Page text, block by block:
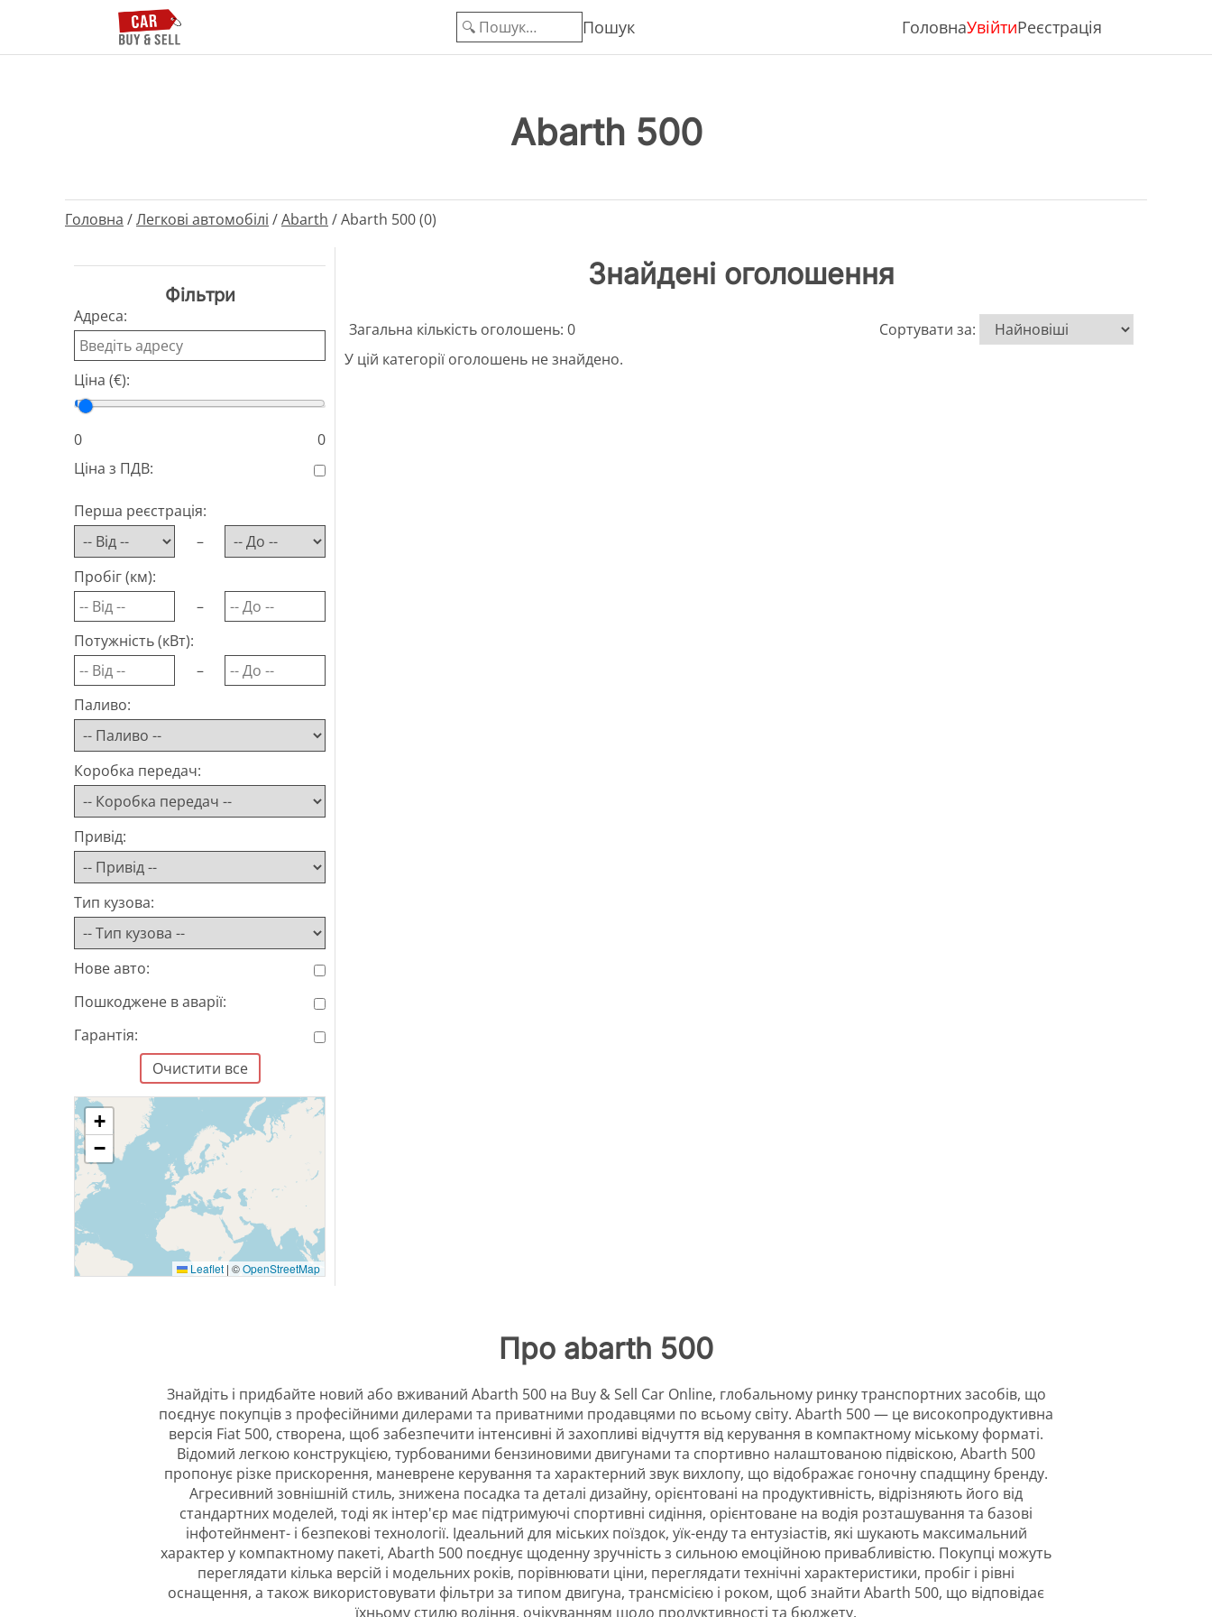
Пошук ГоловнаУвійтиРеєстрація
Abarth 500
Головна /Легкові автомобілі /Abarth /Abarth 500 (0)
Фільтри
Адреса:
Ціна (€):
Мінімальна ціна
Максимальна ціна
0
0
Ціна з ПДВ:
Перша реєстрація:
–
Пробіг (км):
–
Потужність (кВт):
–
Паливо:
Коробка передач:
Привід:
Тип кузова:
Нове авто:
Пошкоджене в аварії:
Гарантія:
Очистити все
+
−
Leaflet | ©OpenStreetMap
Знайдені оголошення
Загальна кількість оголошень: 0
Сортувати за:
У цій категорії оголошень не знайдено.
Про abarth 500
Знайдіть і придбайте новий або вживаний Abarth 500 на Buy & Sell Car Online, глобальному ринку транспортних засобів, що
поєднує покупців з професійними дилерами та приватними продавцями по всьому світу. Abarth 500 — це високопродуктивна
версія Fiat 500, створена, щоб забезпечити інтенсивні й захопливі відчуття від керування в компактному міському форматі.
Відомий легкою конструкцією, турбованими бензиновими двигунами та спортивно налаштованою підвіскою, Abarth 500
пропонує різке прискорення, маневрене керування та характерний звук вихлопу, що відображає гоночну спадщину бренду.
Агресивний зовнішній стиль, знижена посадка та деталі дизайну, орієнтовані на продуктивність, відрізняють його від
стандартних моделей, тоді як інтер'єр має підтримуючі спортивні сидіння, орієнтоване на водія розташування та базові
інфотейнмент- і безпекові технології. Ідеальний для міських поїздок, уїк-енду та ентузіастів, які шукають максимальний
характер у компактному пакеті, Abarth 500 поєднує щоденну зручність з сильною емоційною привабливістю. Покупці можуть
переглядати кілька версій і модельних років, порівнювати ціни, переглядати технічні характеристики, пробіг і рівні
оснащення, а також використовувати фільтри за типом двигуна, трансмісією і роком, щоб знайти Abarth 500, що відповідає
їхньому стилю водіння, очікуванням щодо продуктивності та бюджету.